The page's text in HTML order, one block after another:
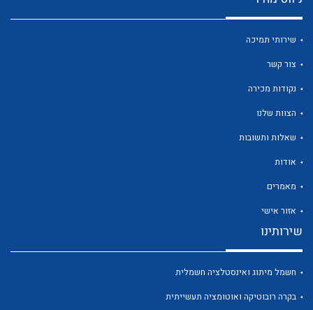
לכל מוצרי היצרןשירותי תמיכה
צור קשר
נקודות מכירה
הצוות שלנו
שאלות ותשובות
אודות
מאמרים
אזור אישי
שירותינו
חשמל מיתוג ואינסטלציה חשמלית
בקרה רובוטיקה ואוטומציה תעשייתית